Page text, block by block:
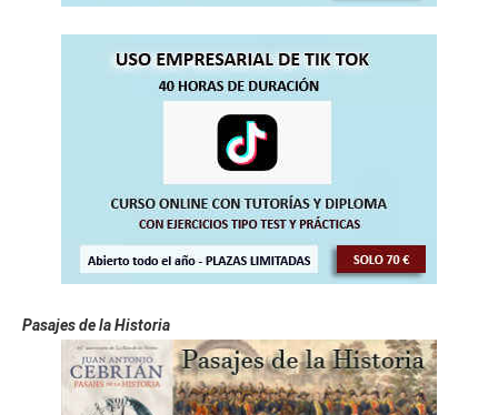
Pasajes de la Historia